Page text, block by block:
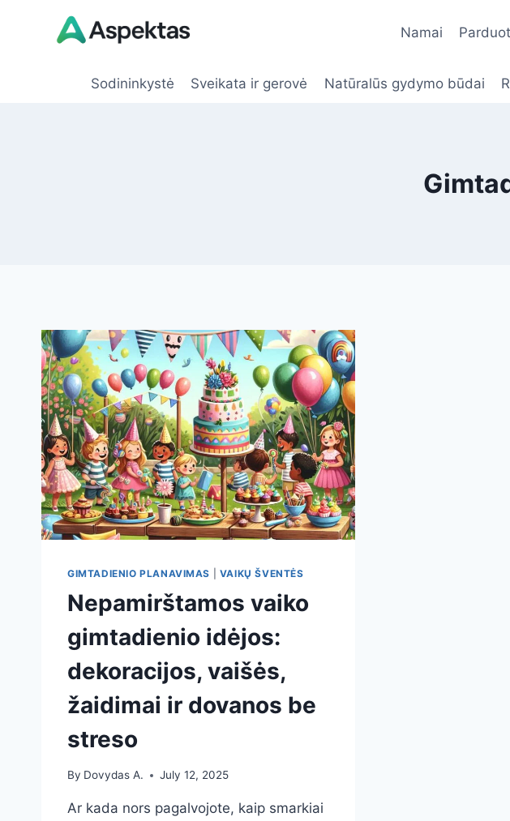
Namai
Sodininkystė Sveikata ir gerovė Natūralūs gydymo būdai
GIMTADIENIO PLANAVIMAS VAIKŲ ŠVENTĖS
Nepamirštamos vaiko
gimtadienio idėjos:
dekoracijos, vaišės,
žaidimai ir dovanos be
streso
By Dovydas A. July 12, 2025
Ar kada nors pagalvojote, kaip smarkiai